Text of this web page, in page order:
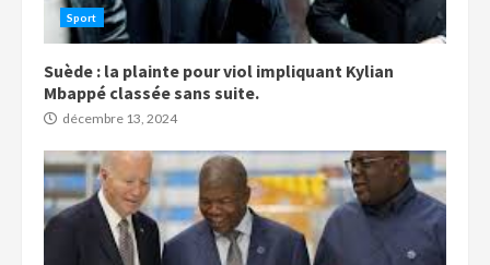
Sport
Suède : la plainte pour viol impliquant Kylian
Mbappé classée sans suite.
décembre 13, 2024